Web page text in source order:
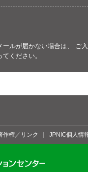
ルが届かない場合は、 ご
ください。
作権／リンク JPNIC個人情